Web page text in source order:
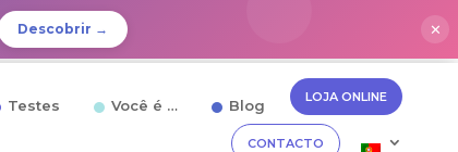
Descobrir → ✕
Testes Você é … Blog LOJA ONLINE
CONTACTO